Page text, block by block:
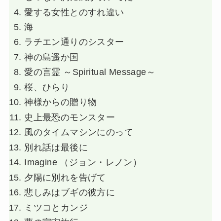
愛する女性とのすれ違い
海
ラチエン通りのシスター
神の島遥か国
愛の言霊 ～Spiritual Message～
桜、ひらり
神様からの贈り物
史上最恐のモンスター
風のタイムマシンにのって
別れ話は最後に
Imagine （ジョン・レノン）
夕陽に別れを告げて
悲しみはブギの彼方に
ミツコとカンジ